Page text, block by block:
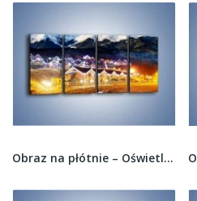
Obraz na płótnie – Oświetlone domki pod górami...